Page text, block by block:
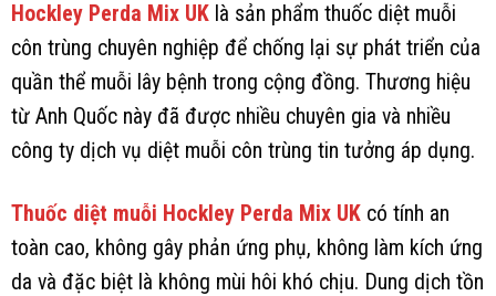
Hockley Perda Mix UK là sản phẩm thuốc diệt muỗi
côn trùng chuyên nghiệp để chống lại sự phát triển của
quần thể muỗi lây bệnh trong cộng đồng. Thương hiệu
từ Anh Quốc này đã được nhiều chuyên gia và nhiều
công ty dịch vụ diệt muỗi côn trùng tin tưởng áp dụng.
Thuốc diệt muỗi Hockley Perda Mix UK có tính an
toàn cao, không gây phản ứng phụ, không làm kích ứng
da và đặc biệt là không mùi hôi khó chịu. Dung dịch tồn